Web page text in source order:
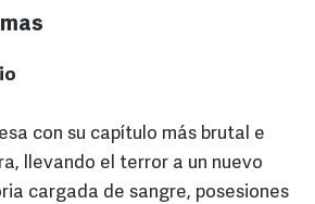
con su capítulo más brutal e
llevando el terror a un nuevo
cargada de sangre, posesiones